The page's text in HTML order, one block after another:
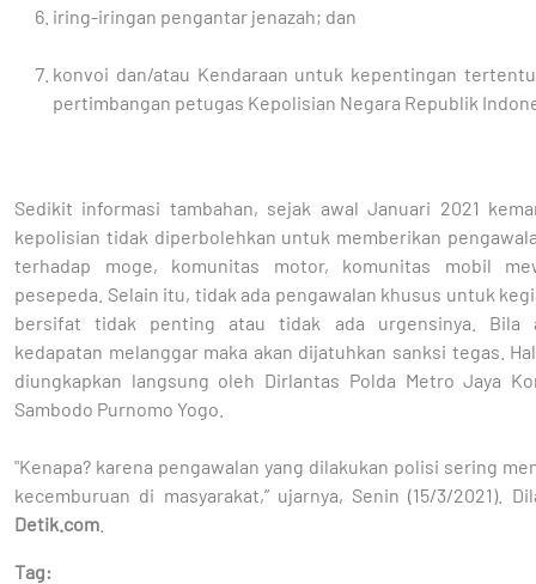
iring-iringan pengantar jenazah; dan
konvoi dan/atau Kendaraan untuk kepentingan
pertimbangan petugas Kepolisian Negara Republik
Sedikit informasi tambahan, sejak awal Januari 2021
kepolisian tidak diperbolehkan untuk memberikan
terhadap moge, komunitas motor, komunitas mobil
pesepeda. Selain itu, tidak ada pengawalan khusus untuk
bersifat tidak penting atau tidak ada urgensinya. Bila
kedapatan melanggar maka akan dijatuhkan sanksi tegas.
diungkapkan langsung oleh Dirlantas Polda Metro Jaya
Sambodo Purnomo Yogo.
"Kenapa? karena pengawalan yang dilakukan polisi sering
kecemburuan di masyarakat,” ujarnya, Senin (15/3/2021).
Detik.com
Tag: